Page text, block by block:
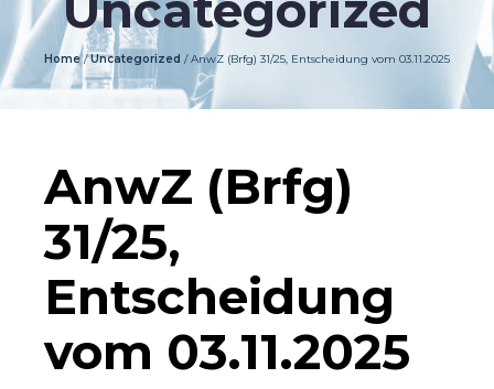
Home / Uncategorized / AnwZ (Brfg) 31/25, Entscheidung vom 03.11.2025
AnwZ (Brfg)
31/25,
Entscheidung
vom 03.11.2025